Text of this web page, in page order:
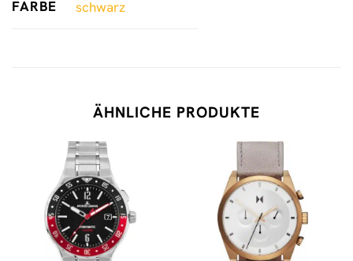
FARBE schwarz
ÄHNLICHE PRODUKTE